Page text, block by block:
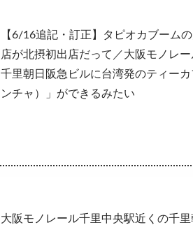
【6/16追記・訂正】タピオカブーム
店が北摂初出店だって／大阪モノレ
千里朝日阪急ビルに台湾発のティー
ンチャ）」ができるみたい
大阪モノレール千里中央駅近くの千